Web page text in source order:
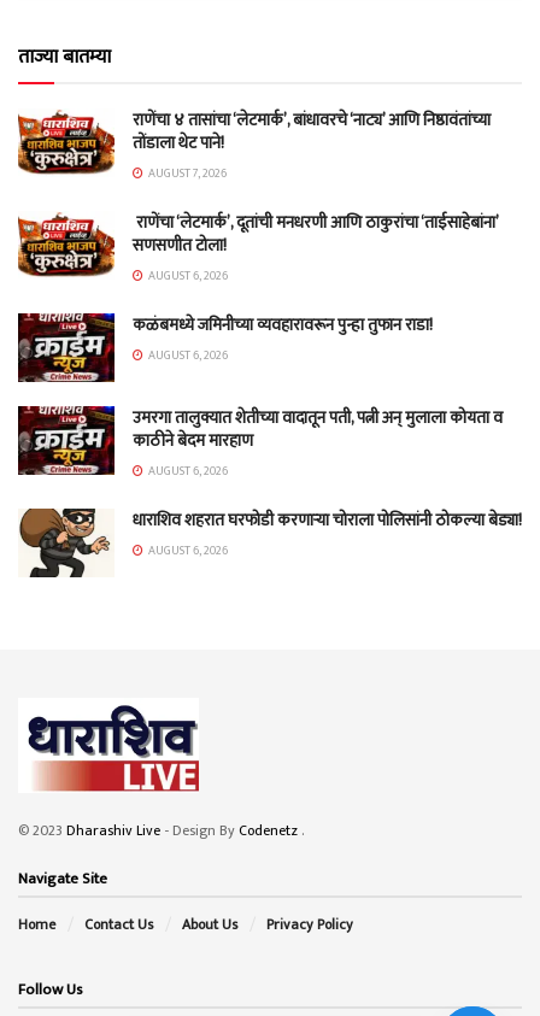
ताज्या बातम्या
राणेंचा ४ तासांचा ‘लेटमार्क’, बांधावरचे ‘नाट्य’ आणि निष्ठावंतांच्या
तोंडाला थेट पाने!
AUGUST 7, 2026
राणेंचा ‘लेटमार्क’, दूतांची मनधरणी आणि ठाकुरांचा ‘ताईसाहेबांना’
सणसणीत टोला!
AUGUST 6, 2026
कळंबमध्ये जमिनीच्या व्यवहारावरून पुन्हा तुफान राडा!
AUGUST 6, 2026
उमरगा तालुक्यात शेतीच्या वादातून पती, पत्नी अन् मुलाला कोयता व
काठीने बेदम मारहाण
AUGUST 6, 2026
धाराशिव शहरात घरफोडी करणाऱ्या चोराला पोलिसांनी ठोकल्या बेड्या!
AUGUST 6, 2026
© 2023 Dharashiv Live - Design ByCodenetz .
Navigate Site
Home Contact Us About Us Privacy Policy
Follow Us